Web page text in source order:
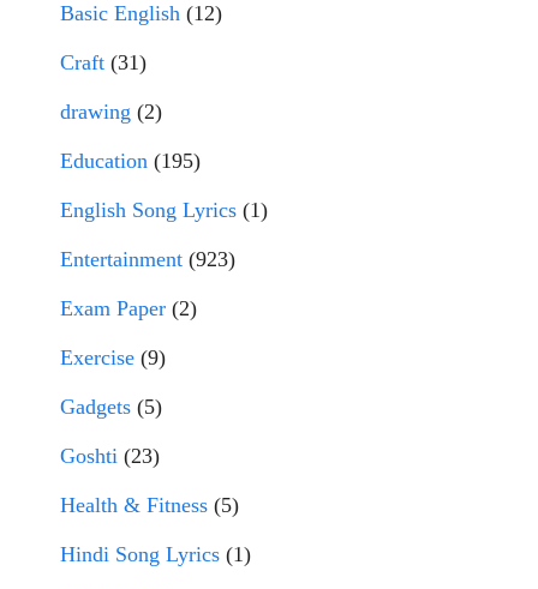
Basic English (12)
Craft (31)
drawing (2)
Education (195)
English Song Lyrics (1)
Entertainment (923)
Exam Paper (2)
Exercise (9)
Gadgets (5)
Goshti (23)
Health & Fitness (5)
Hindi Song Lyrics (1)